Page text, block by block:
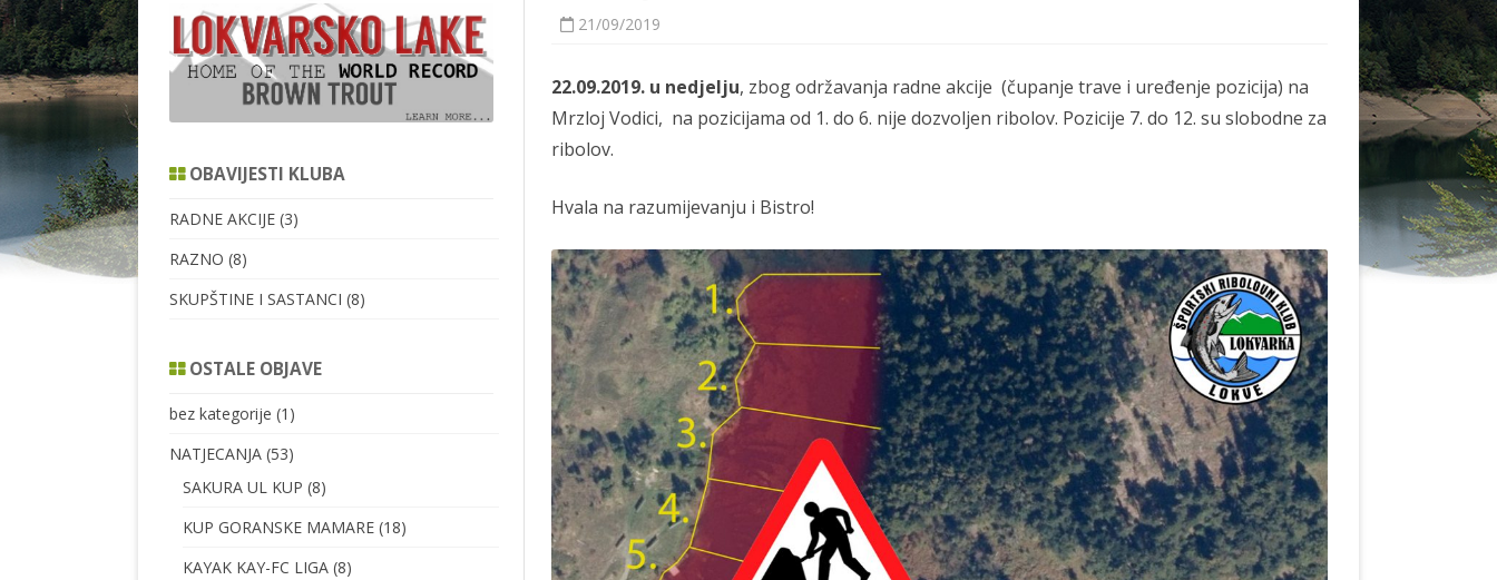
FOTOGRAFIJE
21/09/2019
22.09.2019. u nedjelju, zbog održavanja radne akcije (čupanje trave i uređenje pozicija) na
Mrzloj Vodici, na pozicijama od 1. do 6. nije dozvoljen ribolov. Pozicije 7. do 12. su slobodne za
ribolov.
Hvala na razumijevanju i Bistro!
OBAVIJESTI KLUBA
RADNE AKCIJE (3)
RAZNO (8)
SKUPŠTINE I SASTANCI (8)
OSTALE OBJAVE
bez kategorije (1)
NATJECANJA (53)
SAKURA UL KUP (8)
KUP GORANSKE MAMARE (18)
KAYAK KAY-FC LIGA (8)